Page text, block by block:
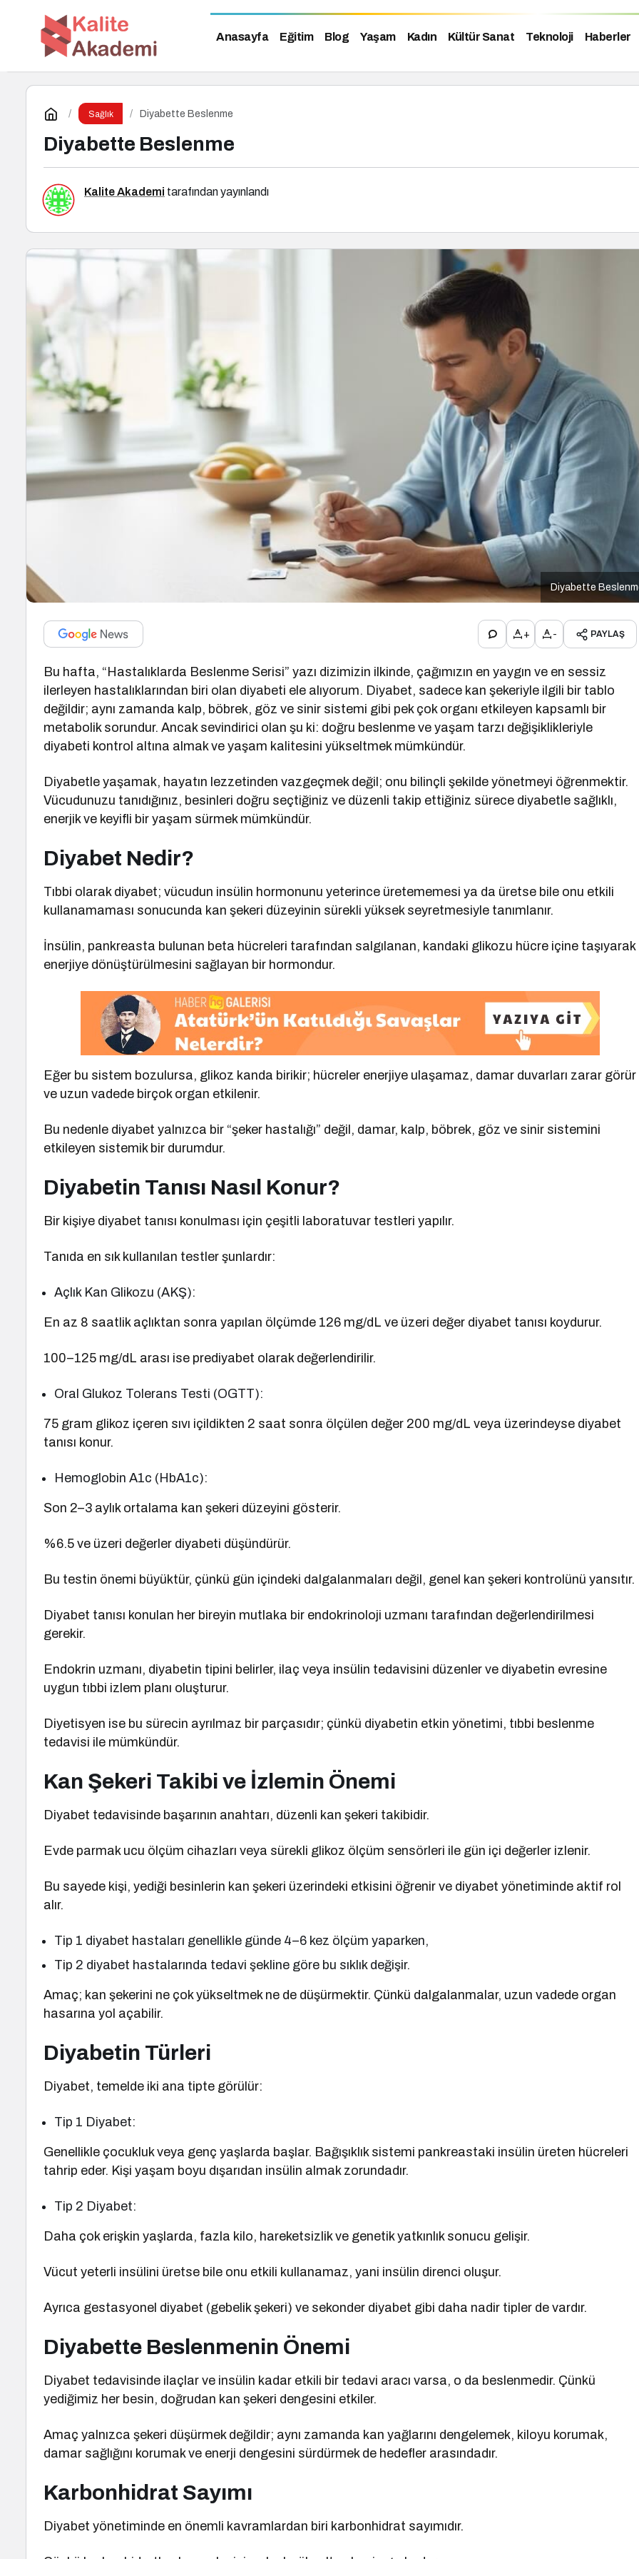
Anasayfa Eğitim Blog Yaşam Kadın Kültür Sanat Teknoloji Haberler
Sağlık Diyabette Beslenme
Diyabette Beslenme
Kalite Akademi tarafından yayınlandı
Diyabette
+ - PAYLAŞ
Bu hafta, “Hastalıklarda Beslenme Serisi” yazı dizimizin ilkinde, çağımızın en yaygın ve en sessiz
ilerleyen hastalıklarından biri olan diyabeti ele alıyorum. Diyabet, sadece kan şekeriyle ilgili bir tablo
değildir; aynı zamanda kalp, böbrek, göz ve sinir sistemi gibi pek çok organı etkileyen kapsamlı bir
metabolik sorundur. Ancak sevindirici olan şu ki: doğru beslenme ve yaşam tarzı değişiklikleriyle
diyabeti kontrol altına almak ve yaşam kalitesini yükseltmek mümkündür.
Diyabetle yaşamak, hayatın lezzetinden vazgeçmek değil; onu bilinçli şekilde yönetmeyi öğrenmektir.
Vücudunuzu tanıdığınız, besinleri doğru seçtiğiniz ve düzenli takip ettiğiniz sürece diyabetle sağlıklı,
enerjik ve keyifli bir yaşam sürmek mümkündür.
Diyabet Nedir?
Tıbbi olarak diyabet; vücudun insülin hormonunu yeterince üretememesi ya da üretse bile onu etkili
kullanamaması sonucunda kan şekeri düzeyinin sürekli yüksek seyretmesiyle tanımlanır.
İnsülin, pankreasta bulunan beta hücreleri tarafından salgılanan, kandaki glikozu hücre içine taşıyarak
enerjiye dönüştürülmesini sağlayan bir hormondur.
Eğer bu sistem bozulursa, glikoz kanda birikir; hücreler enerjiye ulaşamaz, damar duvarları zarar görür
ve uzun vadede birçok organ etkilenir.
Bu nedenle diyabet yalnızca bir “şeker hastalığı” değil, damar, kalp, böbrek, göz ve sinir sistemini
etkileyen sistemik bir durumdur.
Diyabetin Tanısı Nasıl Konur?
Bir kişiye diyabet tanısı konulması için çeşitli laboratuvar testleri yapılır.
Tanıda en sık kullanılan testler şunlardır:
Açlık Kan Glikozu (AKŞ):
En az 8 saatlik açlıktan sonra yapılan ölçümde 126 mg/dL ve üzeri değer diyabet tanısı koydurur.
100–125 mg/dL arası ise prediyabet olarak değerlendirilir.
Oral Glukoz Tolerans Testi (OGTT):
75 gram glikoz içeren sıvı içildikten 2 saat sonra ölçülen değer 200 mg/dL veya üzerindeyse diyabet
tanısı konur.
Hemoglobin A1c (HbA1c):
Son 2–3 aylık ortalama kan şekeri düzeyini gösterir.
%6.5 ve üzeri değerler diyabeti düşündürür.
Bu testin önemi büyüktür, çünkü gün içindeki dalgalanmaları değil, genel kan şekeri kontrolünü yansıtır.
Diyabet tanısı konulan her bireyin mutlaka bir endokrinoloji uzmanı tarafından değerlendirilmesi
gerekir.
Endokrin uzmanı, diyabetin tipini belirler, ilaç veya insülin tedavisini düzenler ve diyabetin evresine
uygun tıbbi izlem planı oluşturur.
Diyetisyen ise bu sürecin ayrılmaz bir parçasıdır; çünkü diyabetin etkin yönetimi, tıbbi beslenme
tedavisi ile mümkündür.
Kan Şekeri Takibi ve İzlemin Önemi
Diyabet tedavisinde başarının anahtarı, düzenli kan şekeri takibidir.
Evde parmak ucu ölçüm cihazları veya sürekli glikoz ölçüm sensörleri ile gün içi değerler izlenir.
Bu sayede kişi, yediği besinlerin kan şekeri üzerindeki etkisini öğrenir ve diyabet yönetiminde aktif rol
alır.
Tip 1 diyabet hastaları genellikle günde 4–6 kez ölçüm yaparken,
Tip 2 diyabet hastalarında tedavi şekline göre bu sıklık değişir.
Amaç; kan şekerini ne çok yükseltmek ne de düşürmektir. Çünkü dalgalanmalar, uzun vadede organ
hasarına yol açabilir.
Diyabetin Türleri
Diyabet, temelde iki ana tipte görülür:
Tip 1 Diyabet:
Genellikle çocukluk veya genç yaşlarda başlar. Bağışıklık sistemi pankreastaki insülin üreten hücreleri
tahrip eder. Kişi yaşam boyu dışarıdan insülin almak zorundadır.
Tip 2 Diyabet:
Daha çok erişkin yaşlarda, fazla kilo, hareketsizlik ve genetik yatkınlık sonucu gelişir.
Vücut yeterli insülini üretse bile onu etkili kullanamaz, yani insülin direnci oluşur.
Ayrıca gestasyonel diyabet (gebelik şekeri) ve sekonder diyabet gibi daha nadir tipler de vardır.
Diyabette Beslenmenin Önemi
Diyabet tedavisinde ilaçlar ve insülin kadar etkili bir tedavi aracı varsa, o da beslenmedir. Çünkü
yediğimiz her besin, doğrudan kan şekeri dengesini etkiler.
Amaç yalnızca şekeri düşürmek değildir; aynı zamanda kan yağlarını dengelemek, kiloyu korumak,
damar sağlığını korumak ve enerji dengesini sürdürmek de hedefler arasındadır.
Karbonhidrat Sayımı
Diyabet yönetiminde en önemli kavramlardan biri karbonhidrat sayımıdır.